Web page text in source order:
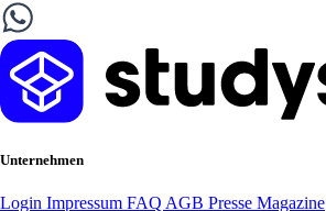
Unternehmen
Login Impressum FAQ AGB Presse Magazine